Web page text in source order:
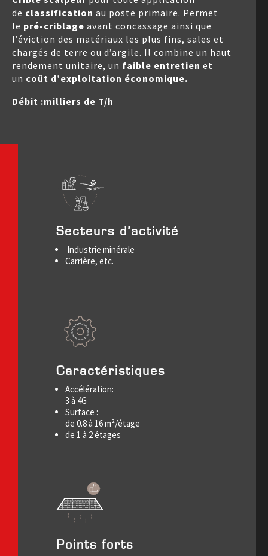
de classification au poste primaire. Permet
le pré-criblage avant concassage ainsi que
l’éviction des matériaux les plus fins, sales et
chargés de terre ou d’argile. Il combine un haut
rendement unitaire, un faible entretien et
un coût d’exploitation économique.
Débit :milliers de T/h
Secteurs d’activité
Industrie minérale
Carrière, etc.
Caractéristiques
Accélération:
3 à 4G
Surface :
de 0.8 à 16 m²/étage
de 1 à 2 étages
Points forts